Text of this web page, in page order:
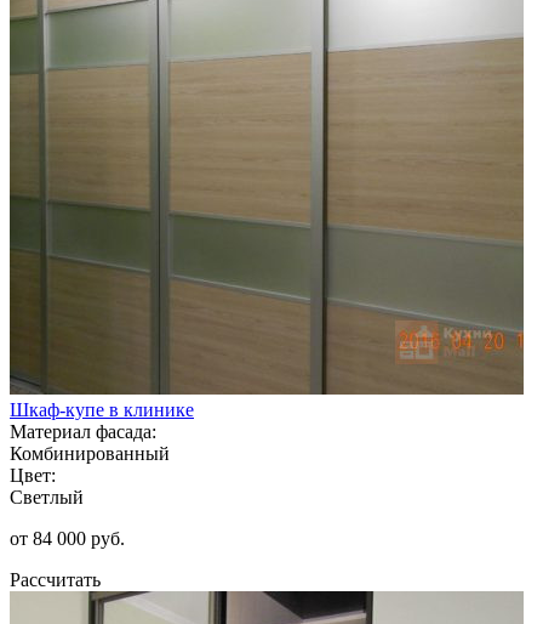
Шкаф-купе в клинике
Материал фасада:
Комбинированный
Цвет:
Светлый
от 84 000 руб.
Рассчитать